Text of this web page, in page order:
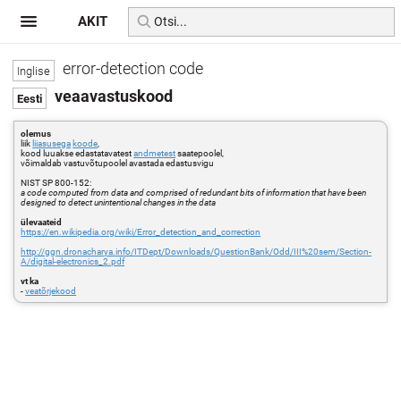
error-detection code
veaavastuskood
olemus
liik liiasusega koode
kood luuakse edastatavatestandmetestsaatepoolel,
võimaldab vastuvõtupoolel avastada edastusvigu
NIST SP 800-152:
a code computed from data and comprised of redundant bits of information that have been
designed to detect unintentional changes in the data
ülevaateid
https://en.wikipedia.org/wiki/Error_detection_and_correction
http://ggn.dronacharya.info/ITDept/Downloads/QuestionBank/Odd/III%20sem/Section-
A/digital-electronics_2.pdf
vt ka
-veatõrjekood
AKIT